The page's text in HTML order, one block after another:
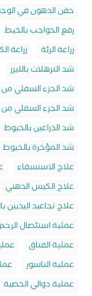
حقن الدهون في
رفع الحواجب بالخيط
زراعة الرئة
زراعة
شد الترهلات بالليزر
شد الجزء السفلي من
شد الجزء السفلي
شد الذراعين بالخيوط
شد المؤخرة بالخيوط
علاج الاستسقاء
علاج الكيس الدهني
علاج تجاعيد اليديين
عملية استئصال
عملية الفتاق
عملية الناسور
عملية دوالي الخصية